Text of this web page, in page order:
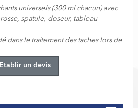
universels (300 ml chacun) avec
spatule, doseur, tableau
dans le traitement des taches lors de
Etablir un devis